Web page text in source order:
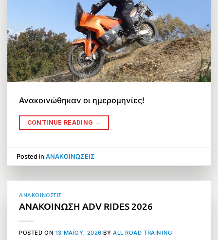
Ανακοινώθηκαν οι ημερομηνίες!
CONTINUE READING →
Posted inΑΝΑΚΟΙΝΩΣΕΙΣ
ΑΝΑΚΟΙΝΩΣΕΙΣ
ΑΝΑΚΟΙΝΩΣΗ ADV RIDES 2026
POSTED ON 13 ΜΑΪ́ΟΥ, 2026 BYALL ROAD TRAINING